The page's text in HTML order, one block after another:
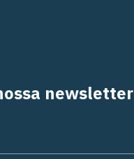
newsletter